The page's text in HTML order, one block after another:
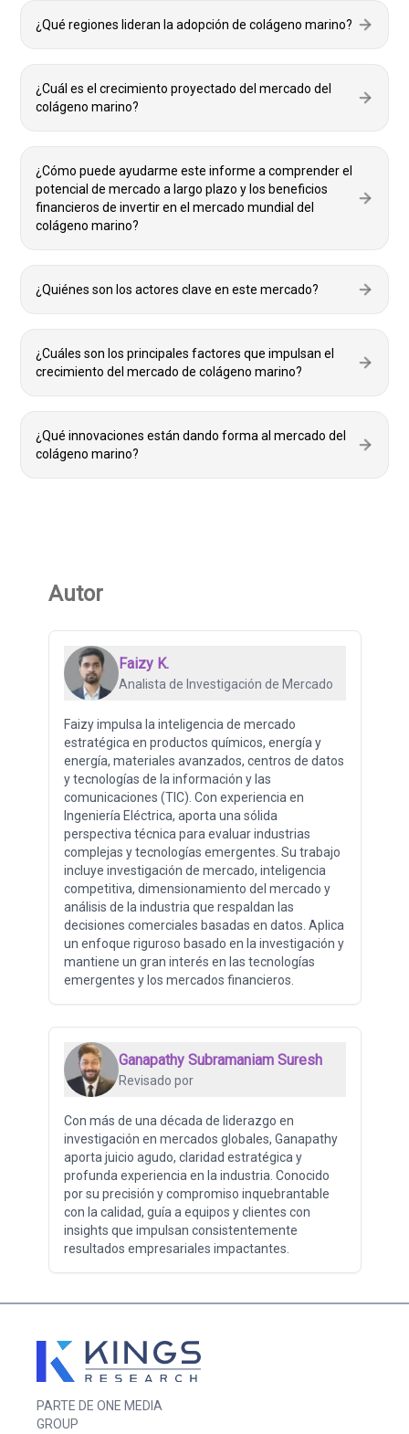
¿Qué regiones lideran la adopción de colágeno marino?
¿Cuál es el crecimiento proyectado del mercado del
colágeno marino?
¿Cómo puede ayudarme este informe a comprender el
potencial de mercado a largo plazo y los beneficios
financieros de invertir en el mercado mundial del
colágeno marino?
¿Quiénes son los actores clave en este mercado?
¿Cuáles son los principales factores que impulsan el
crecimiento del mercado de colágeno marino?
¿Qué innovaciones están dando forma al mercado del
colágeno marino?
Autor
Faizy K.
Analista de Investigación de Mercado
Faizy impulsa la inteligencia de mercado
estratégica en productos químicos, energía y
energía, materiales avanzados, centros de datos
y tecnologías de la información y las
comunicaciones (TIC). Con experiencia en
Ingeniería Eléctrica, aporta una sólida
perspectiva técnica para evaluar industrias
complejas y tecnologías emergentes. Su trabajo
incluye investigación de mercado, inteligencia
competitiva, dimensionamiento del mercado y
análisis de la industria que respaldan las
decisiones comerciales basadas en datos. Aplica
un enfoque riguroso basado en la investigación y
mantiene un gran interés en las tecnologías
emergentes y los mercados financieros.
Ganapathy Subramaniam Suresh
Revisado por
Con más de una década de liderazgo en
investigación en mercados globales, Ganapathy
aporta juicio agudo, claridad estratégica y
profunda experiencia en la industria. Conocido
por su precisión y compromiso inquebrantable
con la calidad, guía a equipos y clientes con
insights que impulsan consistentemente
resultados empresariales impactantes.
PARTE DE ONE MEDIA
GROUP